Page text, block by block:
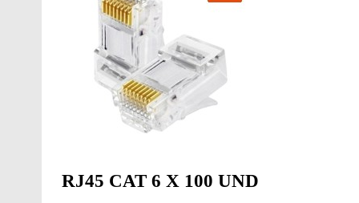
RJ45 CAT 6 X 100 UND